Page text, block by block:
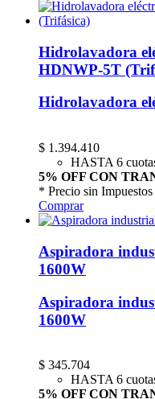
Hidrolavadora
HDNWP-5T
Hidrolavadora
$ 1.394.410
HASTA 6
5% OFF CON
* Precio sin Impuestos
Comprar
Aspiradora
1600W
Aspiradora
1600W
$ 345.704
HASTA 6
5% OFF CON